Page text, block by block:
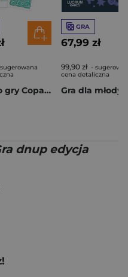
Karty do gry Copag Elite Green
GRA
67,99 zł
99,90 zł -
cena detaliczna
dnup edycja